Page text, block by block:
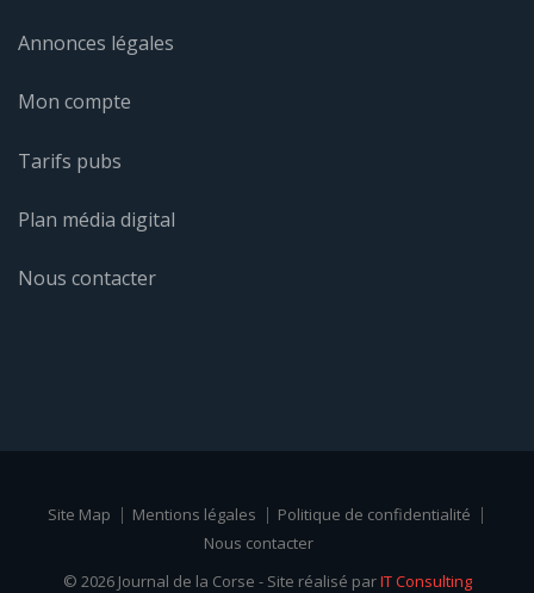
Annonces légales
Mon compte
Tarifs pubs
Plan média digital
Nous contacter
Site Map Mentions légales
Politique de confidentialité
Nous contacter
© 2026 Journal de la Corse - Site réalisé parIT Consulting